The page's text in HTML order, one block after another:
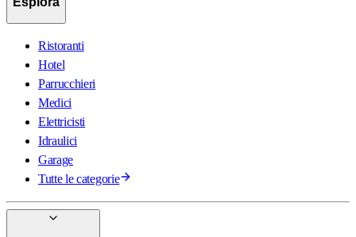
Ristoranti
Hotel
Parrucchieri
Medici
Elettricisti
Idraulici
Garage
Tutte le categorie